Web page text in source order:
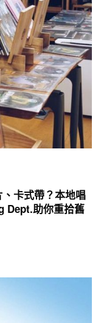
卡式帶？本地唱
Dept.助你重拾舊